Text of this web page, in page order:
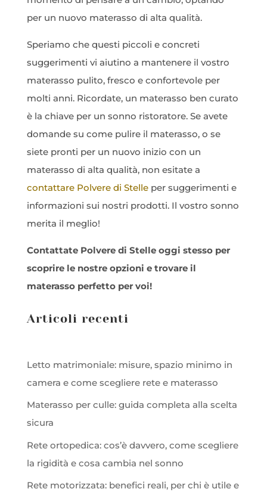
per un nuovo materasso di alta qualità.
Speriamo che questi piccoli e concreti
suggerimenti vi aiutino a mantenere il vostro
materasso pulito, fresco e confortevole per
molti anni. Ricordate, un materasso ben curato
è la chiave per un sonno ristoratore. Se avete
domande su come pulire il materasso, o se
siete pronti per un nuovo inizio con un
materasso di alta qualità, non esitate a
contattare Polvere di Stelleper suggerimenti e
informazioni sui nostri prodotti. Il vostro sonno
merita il meglio!
Contattate Polvere di Stelle oggi stesso per
scoprire le nostre opzioni e trovare il
materasso perfetto per voi!
Articoli recenti
Letto matrimoniale: misure, spazio minimo in
camera e come scegliere rete e materasso
Materasso per culle: guida completa alla scelta
sicura
Rete ortopedica: cos’è davvero, come scegliere
la rigidità e cosa cambia nel sonno
Rete motorizzata: benefici reali, per chi è utile e